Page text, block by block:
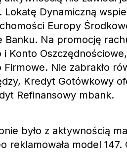
Lokatę Dynamiczną
Europy
Banku. Na promocję
i Konto
Firmowe. Nie zabrakło
Kredyt Gotówkowy
Refinansowy mbank.
było z aktywnością
reklamowała model